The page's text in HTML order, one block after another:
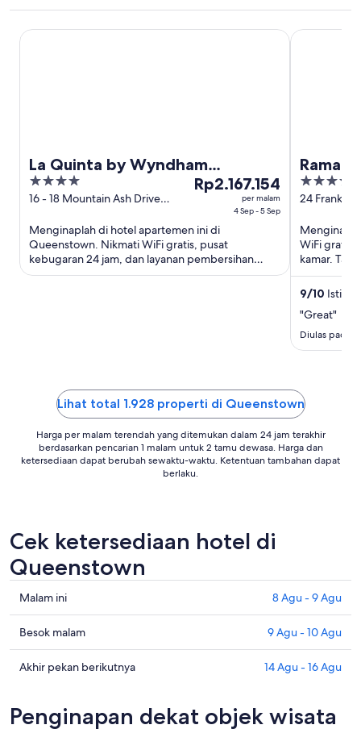
La Quinta by Wyndham
Remarkables Park Queenstown
4
out
5
16 - 18 Mountain Ash Drive
Harga
Rp2.167.154
malam
dari
4
Rp2.167.154
per malam
4 Sep - 5 Sep
Menginaplah di hotel apartemen ini di
Queenstown. Nikmati WiFi gratis, pusat
kebugaran 24 jam, dan layanan pembersihan
harian. Tamu kami memuji staf dan kebersihan ...
La Quinta by Wyndham Remarkables Park Queenstown
4
out
5
24
WiFi gratis,
kamar.
ulasan
9/10
"Great"
Diulas pada
Ramada
Lihat total 1.928 properti di Queenstown
Harga per malam terendah yang ditemukan dalam 24 jam terakhir
berdasarkan pencarian 1 malam untuk 2 tamu dewasa. Harga dan
ketersediaan dapat berubah sewaktu-waktu. Ketentuan tambahan dapat
berlaku.
Cek ketersediaan hotel di
Queenstown
Cek
harga
di
Queenstown
untuk
8
Malam ini 8 Agu - 9 Agu
Cek
harga
di
besok
Besok malam 9 Agu - 10 Agu
Cek
Queenstown
Akhir pekan berikutnya 14 Agu - 16 Agu
Penginapan dekat objek wisata